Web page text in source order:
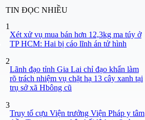
TIN ĐỌC NHIỀU
1
Xét xử vụ mua bán hơn 12,3kg ma túy ở
TP HCM: Hai bị cáo lĩnh án tử hình
2
Lãnh đạo tỉnh Gia Lai chỉ đạo khẩn làm
rõ trách nhiệm vụ chặt hạ 13 cây xanh tại
trụ sở xã Hbông cũ
3
Truy tố cựu Viện trưởng Viện Pháp y tâm